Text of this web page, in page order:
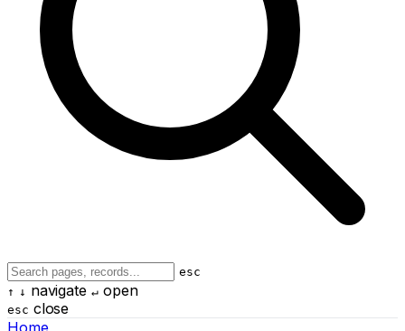
esc
↑ ↓ navigate ↵open
esc close
Home